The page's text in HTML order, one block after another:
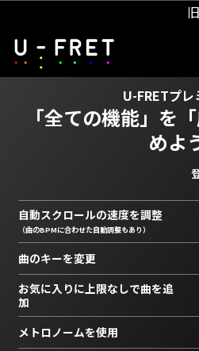
U-FRETプレ
「全ての機能」を
めよ
自動スクロールの速度を調整
（曲のBPMに合わせた自動調整もあり）
曲のキーを変更
お気に入りに上限なしで曲を追
加
メトロノームを使用